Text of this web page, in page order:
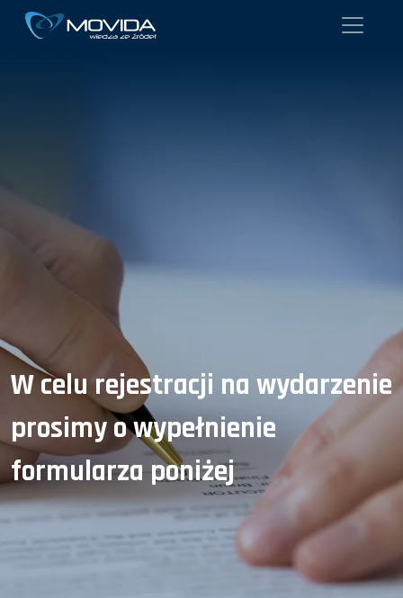
W celu rejestracji na wydarzenie
prosimy o wypełnienie
formularza poniżej